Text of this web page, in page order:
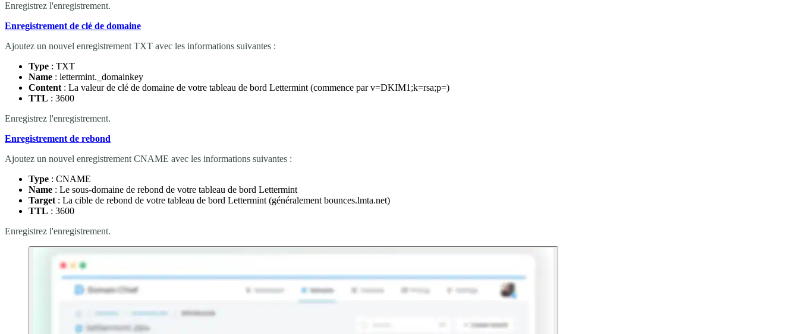
Enregistrez l'enregistrement.
Enregistrement de clé de domaine
Ajoutez un nouvel enregistrement TXT avec les informations suivantes :
Type : TXT
Name : lettermint._domainkey
Content: La valeur de clé de domaine de votre tableau de bord Lettermint (commence parv=DKIM1;k=rsa;p=)
TTL : 3600
Enregistrez l'enregistrement.
Enregistrement de rebond
Ajoutez un nouvel enregistrement CNAME avec les informations suivantes :
Type : CNAME
Name : Le sous-domaine de rebond de votre tableau de bord Lettermint
Target: La cible de rebond de votre tableau de bord Lettermint (généralementbounces.lmta.net)
TTL : 3600
Enregistrez l'enregistrement.